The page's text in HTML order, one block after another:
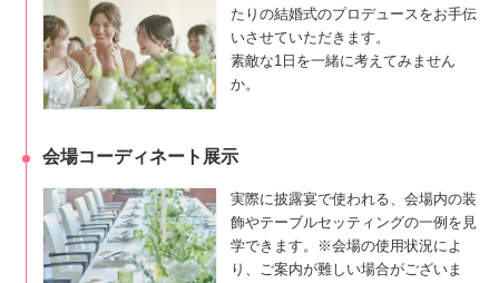
たりの結婚式のプロデュースをお手伝
いさせていただきます。
素敵な1日を一緒に考えてみません
か。
会場コーディネート展示
実際に披露宴で使われる、会場内の装
飾やテーブルセッティングの一例を見
学できます。※会場の使用状況によ
り、ご案内が難しい場合がございま